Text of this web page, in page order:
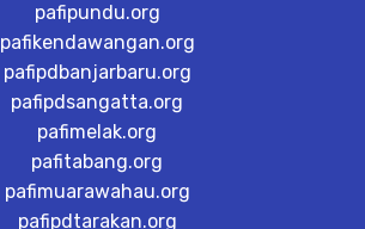
pafipundu.org
pafikendawangan.org
pafipdbanjarbaru.org
pafipdsangatta.org
pafimelak.org
pafitabang.org
pafimuarawahau.org
pafipdtarakan.org